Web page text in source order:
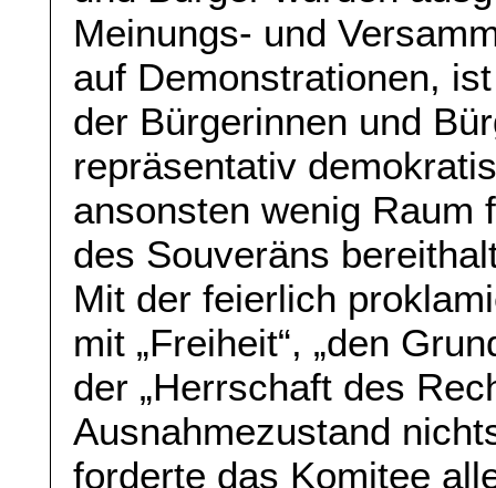
Meinungs- und
auf Demonstrationen,
der Bürgerinnen und
repräsentativ
ansonsten wenig Raum
des Souveräns
Mit der feierlich
mit „Freiheit“, „den
der „Herrschaft des
Ausnahmezustand
forderte das Komitee